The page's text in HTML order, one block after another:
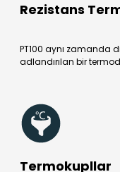
Rezistans
PT100 aynı zamanda
adlandırılan bir
Termokupllar